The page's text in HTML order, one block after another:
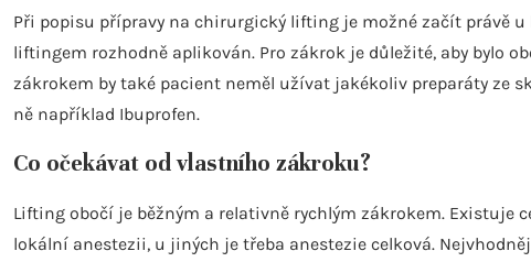
Při popisu přípravy na chirurgický lifting je možné začít právě u
liftingem rozhodně aplikován. Pro zákrok je důležité, aby bylo
zákrokem by také pacient neměl užívat jakékoliv preparáty ze
ně například Ibuprofen.
Co očekávat od vlastního zákroku?
Lifting obočí je běžným a relativně rychlým zákrokem. Existuje
lokální anestezii, u jiných je třeba anestezie celková.